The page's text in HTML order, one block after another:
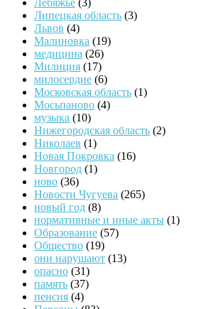
Лебяжье (3)
Липецкая область (3)
Львов (4)
Малиновка (19)
медицина (26)
Милиция (17)
милосердие (6)
Московская область (1)
Мосьпаново (4)
музыка (10)
Нижегородская область (2)
Николаев (1)
Новая Покровка (16)
Новгород (1)
ново (36)
Новости Чугуева (265)
новый год (8)
нормативные и иные акты (1)
Образование (57)
Общество (19)
они нарушают (13)
опасно (31)
память (37)
пенсия (4)